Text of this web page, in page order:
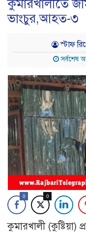
কুমারখালীতে
ভাংচুর,আহত-৩
স্টাফ
সর্বশেষ
0 0
কুমারখালী (কুষ্টিয়া)